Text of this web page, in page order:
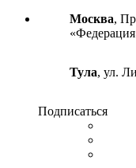
Москва,
Тула, ул.
Подписаться